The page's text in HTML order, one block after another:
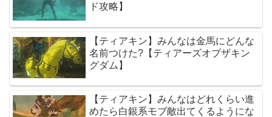
ド攻略】
【ティアキン】みんなは金馬にどんな
名前つけた?【ティアーズオブザキン
グダム】
【ティアキン】みんなはどれくらい進
めたら白銀系モブ敵出てくるようにな